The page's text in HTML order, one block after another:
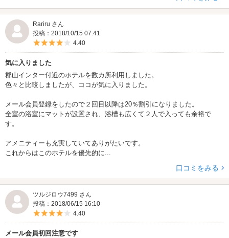
Rariru さん
投稿：2018/10/15 07:41
5つ星のうち4
4.40
気に入りました
郡山インター付近のホテルを数カ所利用しました。
色々と比較しましたが、ココが気に入りました。
メール会員登録をしたので２回目以降は20％割引になりました。
全室の浴室にマットが設置され、浴槽も広くて２人で入っても余裕で
す。
アメニティーも充実していてありがたいです。
これからはこのホテルを優先的に...
口コミをみる
ツルジロウ7499 さん
投稿：2018/06/15 16:10
5つ星のうち4
4.40
メール会員初回注意です